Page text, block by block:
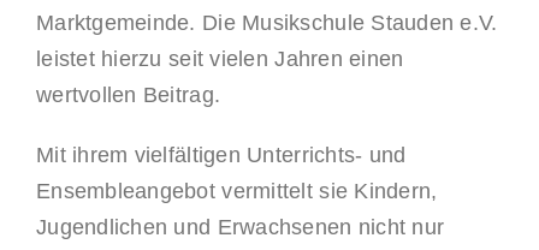
Marktgemeinde. Die Musikschule Stauden e.V.
leistet hierzu seit vielen Jahren einen
wertvollen Beitrag.
Mit ihrem vielfältigen Unterrichts- und
Ensembleangebot vermittelt sie Kindern,
Jugendlichen und Erwachsenen nicht nur